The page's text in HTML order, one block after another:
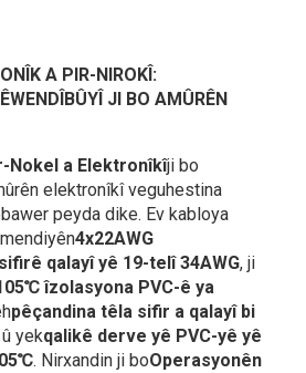
A PIR-NIROKÎ:
JI BO AMÛRÊN
Nokel a Elektronîkîji bo
elektronîkî veguhestina
peyda dike. Ev kabloya
4x22AWG
qalayî yê 19-telî 34AWG, ji
îzolasyona PVC-ê ya
pêçandina têla sifir a qalayî bi
û yekqalikê derve yê PVC-yê yê
. Nirxandin ji boOperasyonên